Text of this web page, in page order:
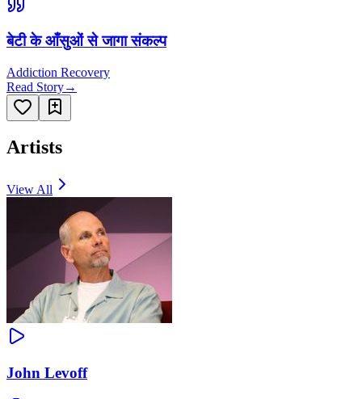
बेटी के आँसुओं से जागा संकल्प
Addiction Recovery
Read Story→
Artists
View All
John Levoff